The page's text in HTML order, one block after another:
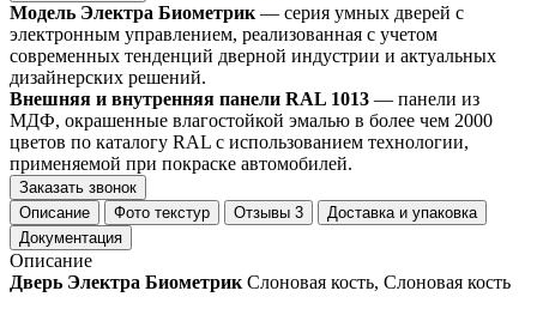
Модель Электра Биометрик — серия умных дверей с
электронным управлением, реализованная с учетом
современных тенденций дверной индустрии и актуальных
дизайнерских решений.
Внешняя и внутренняя панели RAL 1013 — панели из
МДФ, окрашенные влагостойкой эмалью в более чем 2000
цветов по каталогу RAL с использованием технологии,
применяемой при покраске автомобилей.
Заказать звонок
Описание
Фото текстур Отзывы 3
Доставка и упаковка
Документация
Описание
Дверь Электра Биометрик Слоновая кость, Слоновая кость